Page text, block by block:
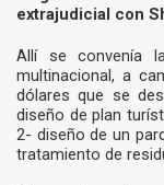
extrajudicial con
Allí se convenía
multinacional, a
dólares que se
diseño de plan
2- diseño de un
tratamiento de